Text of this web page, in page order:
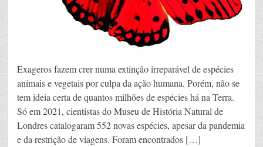
Exageros fazem crer numa extinção irreparável de espécies
animais e vegetais por culpa da ação humana. Porém, não se
tem ideia certa de quantos milhões de espécies há na Terra.
Só em 2021, cientistas do Museu de História Natural de
Londres catalogaram 552 novas espécies, apesar da pandemia
e da restrição de viagens. Foram encontrados […]